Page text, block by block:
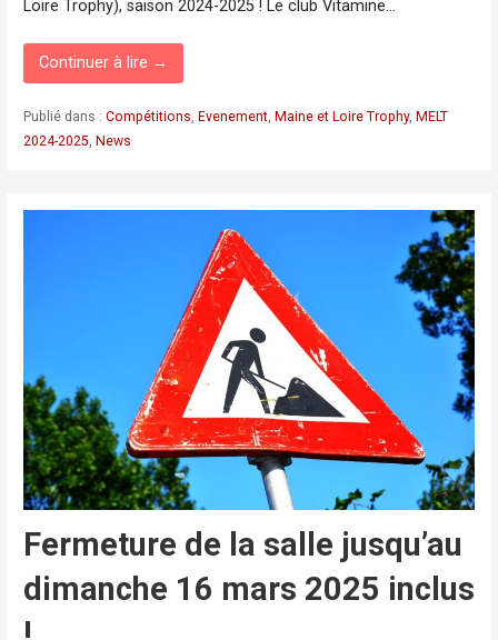
Loire Trophy), saison 2024-2025 ! Le club Vitamine…
Continuer à lire →
Publié dans : Compétitions, Evenement, Maine et Loire Trophy, MELT
2024-2025, News
Fermeture de la salle jusqu’au
dimanche 16 mars 2025 inclus